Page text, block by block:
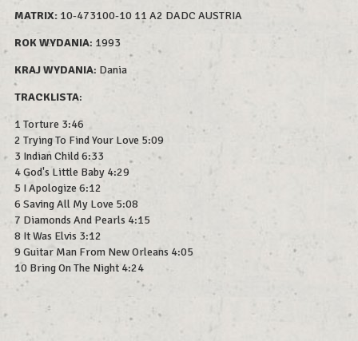
MATRIX: 10-473100-10 11 A2 DADC AUSTRIA
ROK WYDANIA: 1993
KRAJ WYDANIA: Dania
TRACKLISTA:
1 Torture 3:46
2 Trying To Find Your Love 5:09
3 Indian Child 6:33
4 God's Little Baby 4:29
5 I Apologize 6:12
6 Saving All My Love 5:08
7 Diamonds And Pearls 4:15
8 It Was Elvis 3:12
9 Guitar Man From New Orleans 4:05
10 Bring On The Night 4:24